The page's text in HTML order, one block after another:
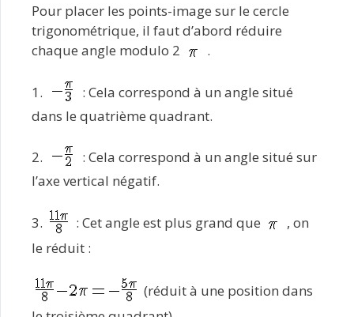
Pour placer les points-image sur le cercle
trigonométrique, il faut d’abord réduire
chaque angle modulo 2
.
1.
: Cela correspond à un angle situé
dans le quatrième quadrant.
2.
: Cela correspond à un angle situé sur
l’axe vertical négatif.
3. : Cet angle est plus grand que
, on
le réduit :
(réduit à une position dans